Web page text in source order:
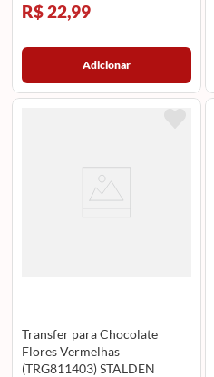
R$ 22,99
Adicionar
Transfer para Chocolate
Flores Vermelhas
(TRG811403) STALDEN